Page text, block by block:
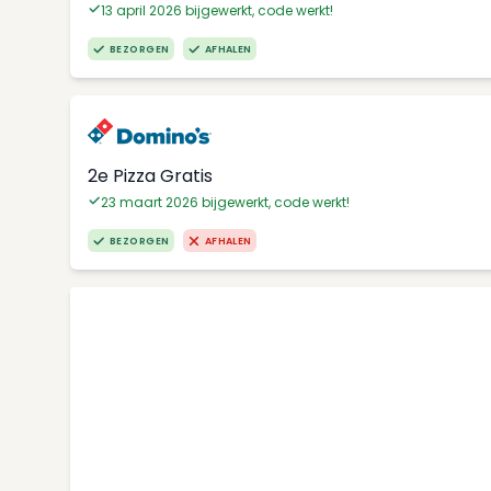
13 april 2026 bijgewerkt, code werkt!
BEZORGEN AFHALEN
2e Pizza Gratis
23 maart 2026 bijgewerkt, code werkt!
BEZORGEN AFHALEN